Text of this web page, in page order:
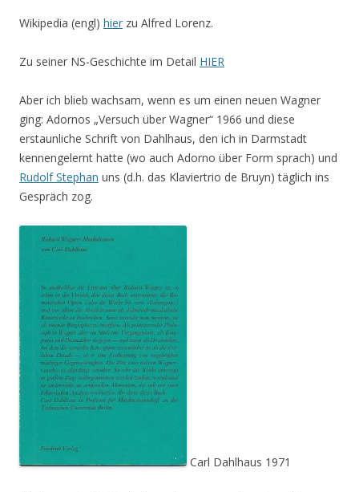
Wikipedia (engl) hier zu Alfred Lorenz.
Zu seiner NS-Geschichte im Detail HIER
Aber ich blieb wachsam, wenn es um einen neuen Wagner
ging: Adornos „Versuch über Wagner“ 1966 und diese
erstaunliche Schrift von Dahlhaus, den ich in Darmstadt
kennengelernt hatte (wo auch Adorno über Form sprach) und
Rudolf Stephan uns (d.h. das Klaviertrio de Bruyn) täglich ins
Gespräch zog.
Carl Dahlhaus 1971